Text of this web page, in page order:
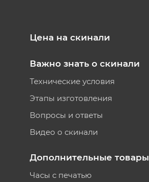
Цена на скинали
Важно знать о скинали
Технические условия
Этапы изготовления
Вопросы и ответы
Видео о скинали
Дополнительные товары
Часы с печатью